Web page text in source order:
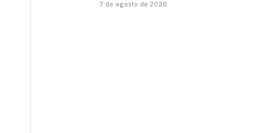
7 de agosto de 2026